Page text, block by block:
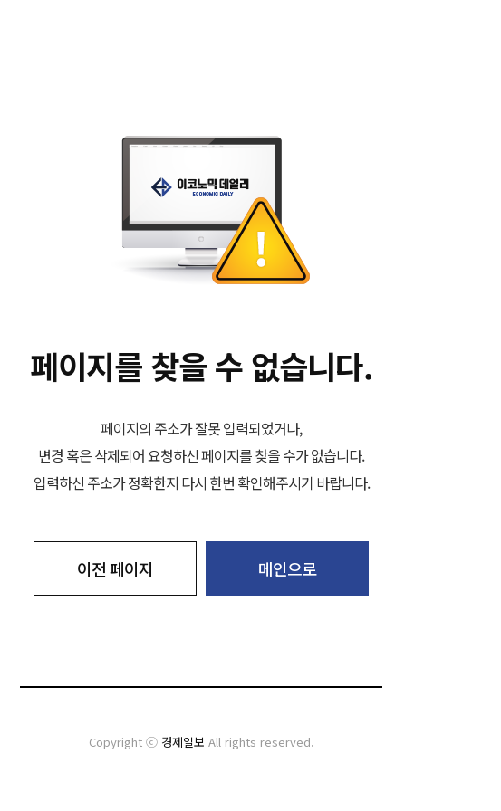
페이지를 찾을 수 없습니다.
페이지의 주소가 잘못 입력되었거나,
변경 혹은 삭제되어 요청하신 페이지를 찾을 수가 없습니다.
입력하신 주소가 정확한지 다시 한번 확인해주시기 바랍니다.
이전 페이지 메인으로
Copyright ⓒ 경제일보 All rights reserved.